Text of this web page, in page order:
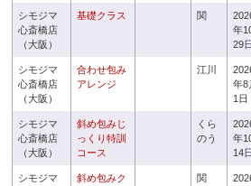
シモジマ
心斎橋店
（大阪）
基礎クラス 関
年
29日
シモジマ
心斎橋店
（大阪）
合わせ包み
アレンジ
江川
年8
1日
シモジマ
心斎橋店
（大阪）
斜め包みじ
っくり特訓
コース
くら
のう
年
14日
シモジマ
斜め包みク
関